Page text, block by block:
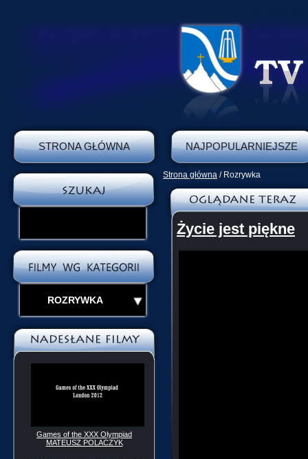
STRONA GŁÓWNA NAJPOPULARNIEJSZE
ROZRYWKA
Games of the XXX Olympiad
MATEUSZ POLACZYK
Strona główna / Rozrywka
Życie jest piękne